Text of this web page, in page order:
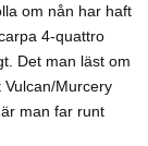
om nån har haft
4-quattro
Det man läst om
Murcery
man far runt